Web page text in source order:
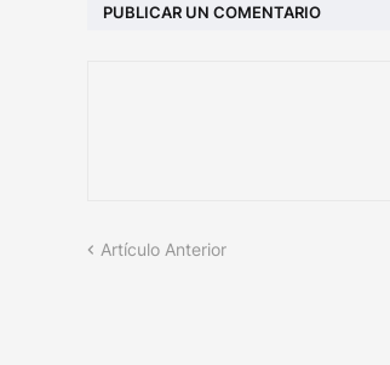
PUBLICAR UN COMENTARIO
Artículo Anterior